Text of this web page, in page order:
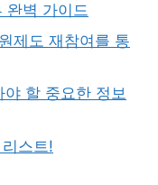
완벽 가이드
제도 재참여를 통
할 중요한 정보
스트!